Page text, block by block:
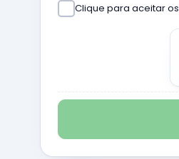
Clique para aceitar